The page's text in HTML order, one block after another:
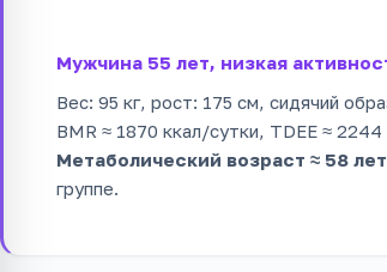
Мужчина 55 лет, низкая
Вес: 95 кг, рост: 175 см, сидячий
BMR ≈ 1870 ккал/сутки, TDEE ≈ 2244
Метаболический возраст ≈ 58 лет
группе.